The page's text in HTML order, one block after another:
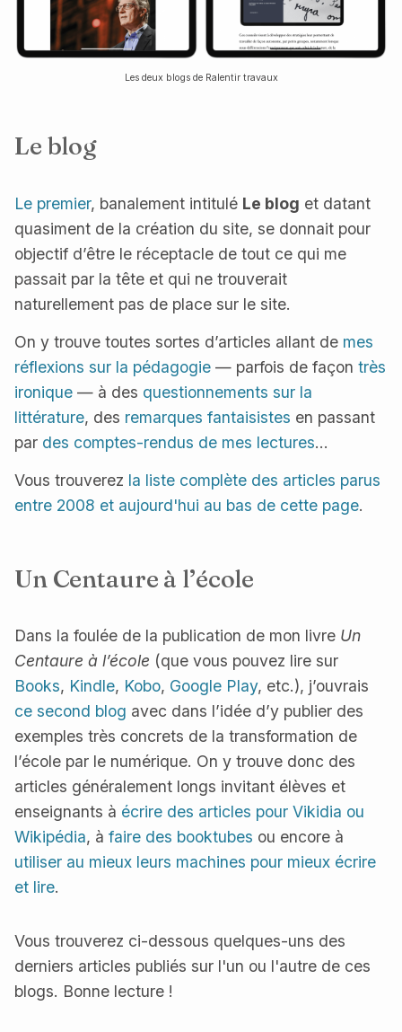
Les deux blogs de Ralentir travaux
Le blog
Le premier, banalement intitulé Le blog et datant
quasiment de la création du site, se donnait pour
objectif d’être le réceptacle de tout ce qui me
passait par la tête et qui ne trouverait
naturellement pas de place sur le site.
On y trouve toutes sortes d’articles allant de mes
réflexions sur la pédagogie — parfois de façon très
ironique — à des questionnements sur la
littérature, des remarques fantaisistes en passant
par des comptes-rendus de mes lectures...
Vous trouverez la liste complète des articles parus
entre 2008 et aujourd'hui au bas de cette page.
Un Centaure à l’école
Dans la foulée de la publication de mon livre Un
Centaure à l’école (que vous pouvez lire sur
Books, Kindle, Kobo, Google Play, etc.), j’ouvrais
ce second blog avec dans l’idée d’y publier des
exemples très concrets de la transformation de
l’école par le numérique. On y trouve donc des
articles généralement longs invitant élèves et
enseignants à écrire des articles pour Vikidia ou
Wikipédia, à faire des booktubes ou encore à
utiliser au mieux leurs machines pour mieux écrire
et lire.
Vous trouverez ci-dessous quelques-uns des
derniers articles publiés sur l'un ou l'autre de ces
blogs. Bonne lecture !